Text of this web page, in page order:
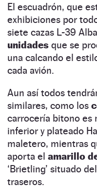
El escuadrón, que
exhibiciones por
siete cazas L-39
unidades que se
una calcando el
cada avión.
Aun así todos
similares, como los
carrocería bitono es
inferior y plateado
maletero, mientras
aporta el amarillo
‘Brietling’ situado
traseros.